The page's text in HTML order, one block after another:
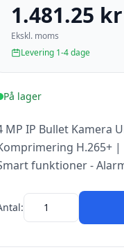
1.481.25 kr
Ekskl. moms
Levering 1-4 dage
På lager
MP IP Bullet Kamera
H.265+ |
funktioner -